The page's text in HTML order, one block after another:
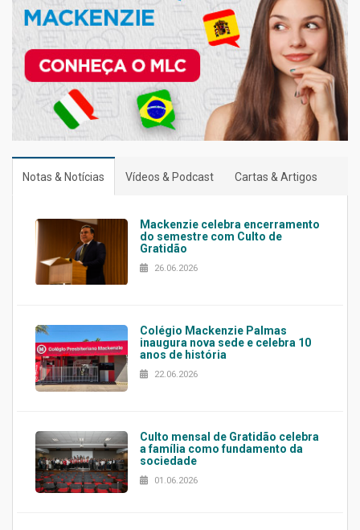
Notas & Notícias Vídeos & Podcast Cartas & Artigos
Mackenzie celebra encerramento
do semestre com Culto de
Gratidão
26.06.2026
Colégio Mackenzie Palmas
inaugura nova sede e celebra 10
anos de história
22.06.2026
Culto mensal de Gratidão celebra
a família como fundamento da
sociedade
01.06.2026